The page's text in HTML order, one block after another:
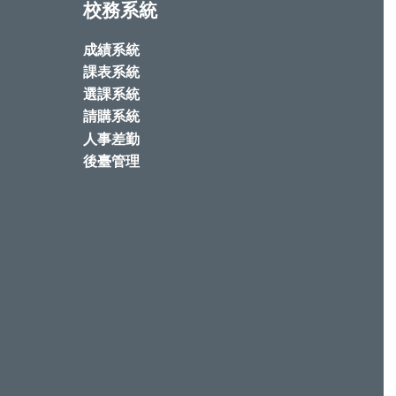
校務系統
成績系統
課表系統
選課系統
請購系統
人事差勤
後臺管理